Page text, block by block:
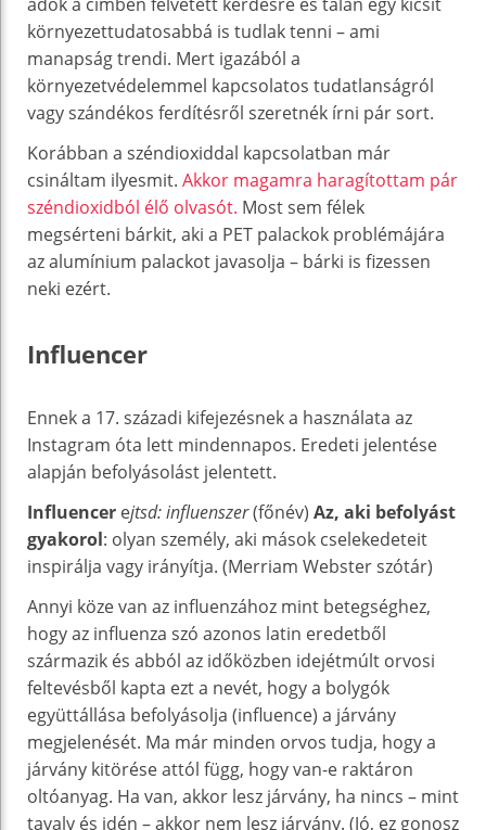
környezettudatosabbá is tudlak tenni – ami
manapság trendi. Mert igazából a
környezetvédelemmel kapcsolatos tudatlanságról
vagy szándékos ferdítésről szeretnék írni pár sort.
Korábban a széndioxiddal kapcsolatban már
csináltam ilyesmit. Akkor magamra haragítottam pár
széndioxidból élő olvasót. Most sem félek
megsérteni bárkit, aki a PET palackok problémájára
az alumínium palackot javasolja – bárki is fizessen
neki ezért.
Influencer
Ennek a 17. századi kifejezésnek a használata az
Instagram óta lett mindennapos. Eredeti jelentése
alapján befolyásolást jelentett.
Influencer ejtsd: influenszer(főnév) Az, aki befolyást
gyakorol: olyan személy, aki mások cselekedeteit
inspirálja vagy irányítja. (Merriam Webster szótár)
Annyi köze van az influenzához mint betegséghez,
hogy az influenza szó azonos latin eredetből
származik és abból az időközben idejétmúlt orvosi
feltevésből kapta ezt a nevét, hogy a bolygók
együttállása befolyásolja (influence) a járvány
megjelenését. Ma már minden orvos tudja, hogy a
járvány kitörése attól függ, hogy van-e raktáron
oltóanyag. Ha van, akkor lesz járvány, ha nincs – mint
tavaly és idén – akkor nem lesz járvány. (Jó, ez gonosz